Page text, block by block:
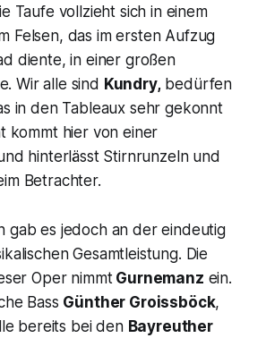
Taufe vollzieht sich in einem
Felsen, das im ersten Aufzug
diente, in einer großen
Wir alle sind Kundry,bedürfen
in den Tableaux sehr gekonnt
kommt hier von einer
hinterlässt Stirnrunzeln und
Betrachter.
gab es jedoch an der eindeutig
Gesamtleistung. Die
Oper nimmtGurnemanz ein.
Bass Günther Groissböck,
bereits bei den Bayreuther